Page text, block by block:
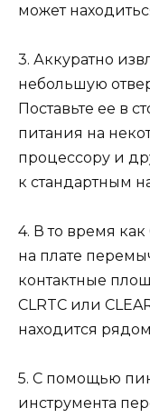
может
3. Аккуратно
небольшую
Поставьте ее в
питания на
процессору и
к стандартным
4. В то время
на плате
контактные
CLRTC или
находится
5. С помощью
инструмента